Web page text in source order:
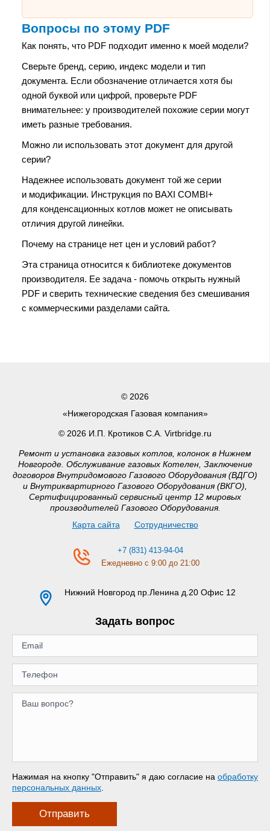
Вопросы по этому PDF
Как понять, что PDF подходит именно к моей модели?
Сверьте бренд, серию, индекс модели и тип
документа. Если обозначение отличается хотя бы
одной буквой или цифрой, проверьте PDF
внимательнее: у производителей похожие серии могут
иметь разные требования.
Можно ли использовать этот документ для другой
серии?
Надежнее использовать документ той же серии
и модификации. Инструкция по BAXI COMBI+
для конденсационных котлов может не описывать
отличия другой линейки.
Почему на странице нет цен и условий работ?
Эта страница относится к библиотеке документов
производителя. Ее задача - помочь открыть нужный
PDF и сверить технические сведения без смешивания
с коммерческими разделами сайта.
© 2026
«Нижегородская Газовая компания»
© 2026 И.П. Кротиков С.А. Virtbridge.ru
Ремонт и установка газовых котлов, колонок в Нижнем
Новгороде. Обслуживание газовых Котелен, Заключение
договоров Внутридомового Газового Оборудования (ВДГО)
и Внутриквартирного Газового Оборудования (ВКГО),
Сертифицированный сервисный центр 12 мировых
производителей Газового Оборудования.
Карта сайта
Сотрудничество
+7 (831) 413-94-04
Ежедневно с 9:00 до 21:00
Нижний Новгород пр.Ленина д.20 Офис 12
Задать вопрос
Нажимая на кнопку "Отправить" я даю согласие на обработку
персональных данных
Отправить